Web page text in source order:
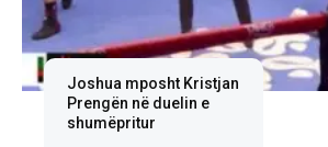
Joshua mposht Kristjan
Prengën në duelin e
shumëpritur